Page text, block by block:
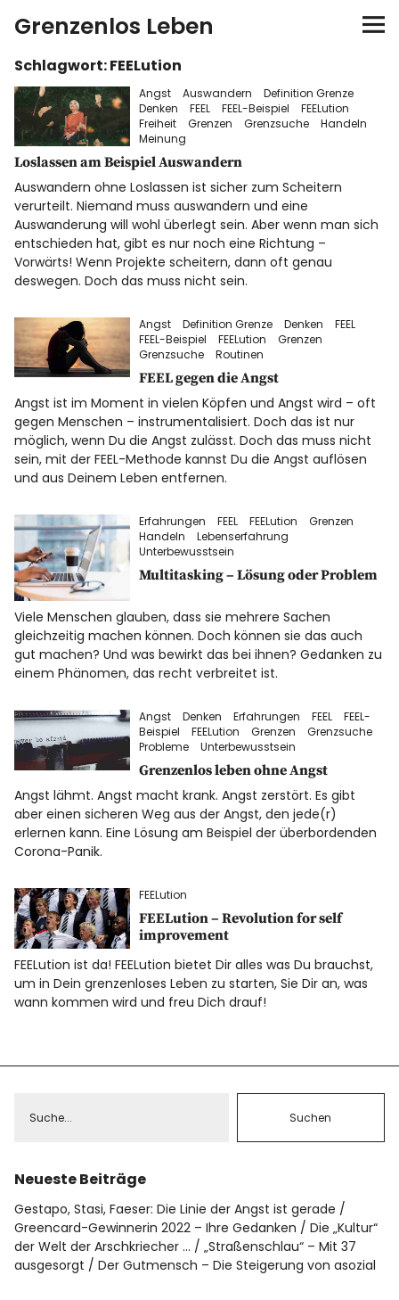
Grenzenlos Leben
Startseite
Autor
FEEL-Konzept
FEELution
Auswandern
Shop
Newsletter
Datenschutz
Impressum
Info
Schlagwort:FEELution
Angst Auswandern
Definition Grenze
Denken
FEEL FEEL-Beispiel
FEELution
Freiheit
Grenzen Grenzsuche
Handeln
Meinung
Loslassen am Beispiel Auswandern
Auswandern ohne Loslassen ist sicher zum Scheitern
verurteilt. Niemand muss auswandern und eine
Auswanderung will wohl überlegt sein. Aber wenn man sich
entschieden hat, gibt es nur noch eine Richtung –
Vorwärts! Wenn Projekte scheitern, dann oft genau
deswegen. Doch das muss nicht sein.
Angst Definition Grenze Denken
FEEL
FEEL-Beispiel
FEELution
Grenzen
Grenzsuche
Routinen
FEEL gegen die Angst
Angst ist im Moment in vielen Köpfen und Angst wird – oft
gegen Menschen – instrumentalisiert. Doch das ist nur
möglich, wenn Du die Angst zulässt. Doch das muss nicht
sein, mit der FEEL-Methode kannst Du die Angst auflösen
und aus Deinem Leben entfernen.
Erfahrungen FEEL FEELution
Grenzen
Handeln
Lebenserfahrung
Unterbewusstsein
Multitasking – Lösung oder Problem
Viele Menschen glauben, dass sie mehrere Sachen
gleichzeitig machen können. Doch können sie das auch
gut machen? Und was bewirkt das bei ihnen? Gedanken zu
einem Phänomen, das recht verbreitet ist.
Angst Denken Erfahrungen FEEL
FEEL-
Beispiel
FEELution Grenzen
Grenzsuche
Probleme
Unterbewusstsein
Grenzenlos leben ohne Angst
Angst lähmt. Angst macht krank. Angst zerstört. Es gibt
aber einen sicheren Weg aus der Angst, den jede(r)
erlernen kann. Eine Lösung am Beispiel der überbordenden
Corona-Panik.
FEELution
FEELution – Revolution for self
improvement
FEELution ist da! FEELution bietet Dir alles was Du brauchst,
um in Dein grenzenloses Leben zu starten, Sie Dir an, was
wann kommen wird und freu Dich drauf!
Neueste Beiträge
Gestapo, Stasi, Faeser: Die Linie der Angst ist gerade
Greencard-Gewinnerin 2022 – Ihre Gedanken
Die „Kultur“
der Welt der Arschkriecher …
„Straßenschlau“ – Mit 37
ausgesorgt
Der Gutmensch – Die Steigerung von asozial